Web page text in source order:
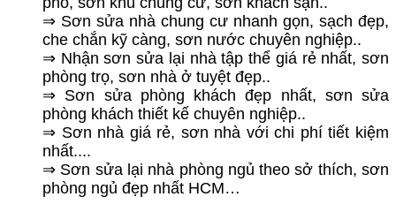
⇒ Sơn sửa nhà chung cư nhanh gọn, sạch đẹp,
che chắn kỹ càng, sơn nước chuyên nghiệp..
⇒ Nhận sơn sửa lại nhà tập thể giá rẻ nhất, sơn
phòng trọ, sơn nhà ở tuyệt đẹp..
⇒ Sơn sửa phòng khách đẹp nhất, sơn sửa
phòng khách thiết kế chuyên nghiệp..
⇒ Sơn nhà giá rẻ, sơn nhà với chi phí tiết kiệm
nhất....
⇒ Sơn sửa lại nhà phòng ngủ theo sở thích, sơn
phòng ngủ đẹp nhất HCM…